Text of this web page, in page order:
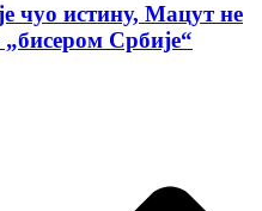
истину, Мацут не
Србије“